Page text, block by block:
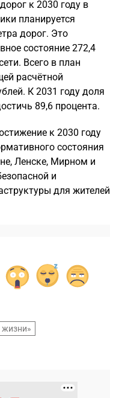
к 2030 году в
планируется
дорог. Это
состояние 272,4
Всего в план
расчётной
К 2031 году доля
89,6 процента.
к 2030 году
состояния
Ленске, Мирном и
и
для жителей
жизни»